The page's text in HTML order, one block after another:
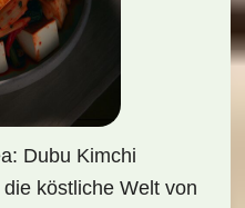
Dubu Kimchi
köstliche Welt von